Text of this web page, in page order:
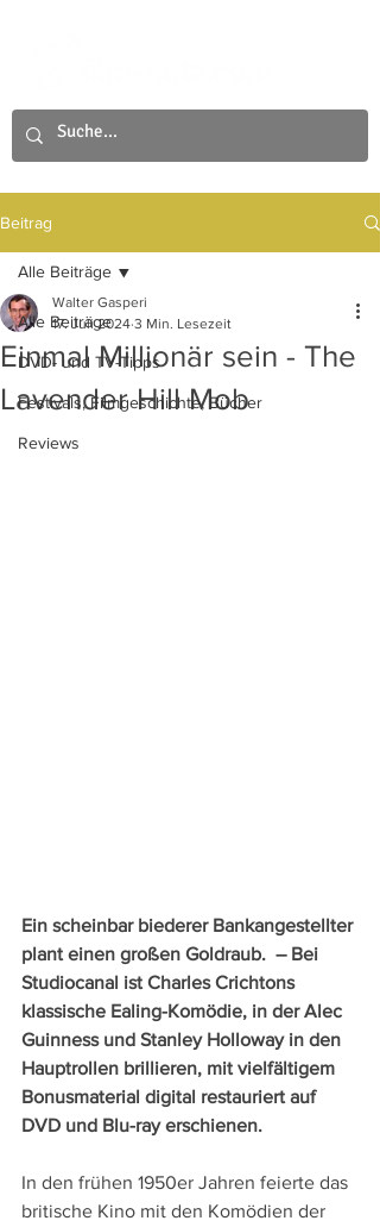
Beitrag
Alle Beiträge
DVD- und TV-Tipps
Festivals, Filmgeschichte, Bücher
Reviews
Alle Beiträge
Einmal Millionär sein - The
Lavender Hill Mob
Walter Gasperi
17. Juli 2024 3 Min. Lesezeit
Ein scheinbar biederer Bankangestellter
plant einen großen Goldraub.  – Bei
Studiocanal ist Charles Crichtons
klassische Ealing-Komödie, in der Alec
Guinness und Stanley Holloway in den
Hauptrollen brillieren, mit vielfältigem
Bonusmaterial digital restauriert auf
DVD und Blu-ray erschienen.
In den frühen 1950er Jahren feierte das
britische Kino mit den Komödien der